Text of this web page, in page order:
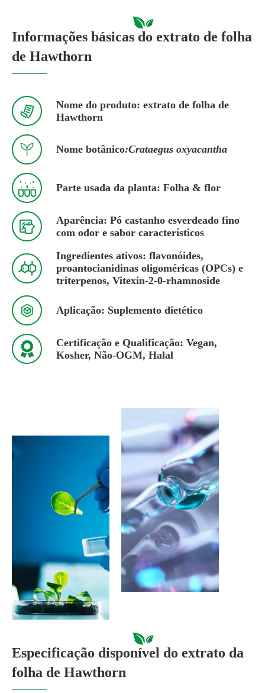
Informações básicas do extrato de folha
de Hawthorn

Nome do produto: extrato de folha de
Hawthorn
 Nome botânico:Crataegus oxyacantha
 Parte usada da planta: Folha & flor

Aparência: Pó castanho esverdeado fino
com odor e sabor característicos

Ingredientes ativos: flavonóides,
proantocianidinas oligoméricas (OPCs) e
triterpenos, Vitexin-2-0-rhamnoside
 Aplicação: Suplemento dietético

Certificação e Qualificação: Vegan,
Kosher, Não-OGM, Halal
Especificação disponível do extrato da
folha de Hawthorn